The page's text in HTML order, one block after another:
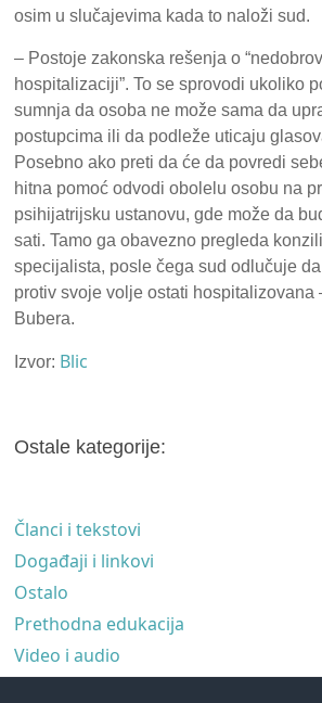
osim u slučajevima kada to naloži sud.
– Postoje zakonska rešenja o
hospitalizaciji”. To se sprovodi ukoliko
sumnja da osoba ne može sama da
postupcima ili da podleže uticaju
Posebno ako preti da će da povredi
hitna pomoć odvodi obolelu osobu na
psihijatrijsku ustanovu, gde može da
sati. Tamo ga obavezno pregleda
specijalista, posle čega sud odlučuje
protiv svoje volje ostati hospitalizovana
Bubera.
Izvor: Blic
Ostale kategorije:
Članci i tekstovi
Događaji i linkovi
Ostalo
Prethodna edukacija
Video i audio